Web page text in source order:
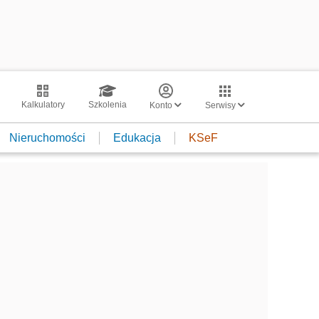
Kalkulatory Szkolenia Konto Serwisy
Nieruchomości Edukacja KSeF